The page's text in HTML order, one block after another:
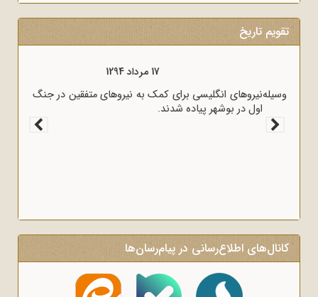
تقویم تاریخ
قرارداد 1919 که عملاً ایران را مستعمره انگلستان می‌کرد، به وسیله
وثوق‌الدوله با انگلیسی‌ها امضا شد.
کانال‌های اطلاع‌رسانی در پیام‌رسان‌ها